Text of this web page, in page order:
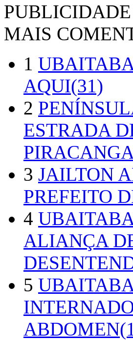
PUBLICIDADE
MAIS
1
AQUI(31)
2
ESTRADA
3 JAILTON
PREFEITO
4
ALIANÇA
5